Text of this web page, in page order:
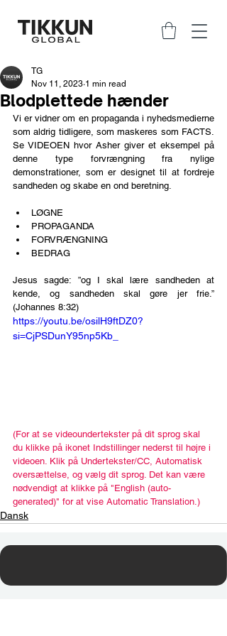
Blodplettede hænder
TG
Nov 11, 2023 1 min read
Vi er vidner om en propaganda i nyhedsmedierne
som aldrig tidligere, som maskeres som FACTS.
Se VIDEOEN hvor Asher giver et eksempel på
denne type forvrængning fra nylige
demonstrationer, som er designet til at fordreje
sandheden og skabe en ond beretning.
LØGNE
PROPAGANDA
FORVRÆNGNING
BEDRAG
Jesus sagde: ”og I skal lære sandheden at
kende, og sandheden skal gøre jer frie.”
(Johannes 8:32)
https://youtu.be/osilH9ftDZ0?
si=CjPSDunY95np5Kb_
(For at se videoundertekster på dit sprog skal
du klikke på ikonet Indstillinger nederst til højre i
videoen. Klik på Undertekster/CC, Automatisk
oversættelse, og vælg dit sprog. Det kan være
nødvendigt at klikke på "English (auto-
generated)" for at vise Automatic Translation.)
Dansk